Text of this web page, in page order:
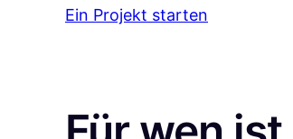
Ein Projekt starten